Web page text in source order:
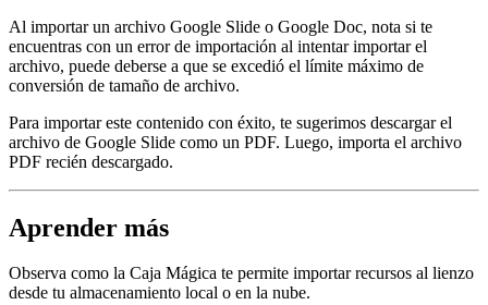
Al importar un archivo Google Slide o Google Doc, nota si te
encuentras con un error de importación al intentar importar el
archivo, puede deberse a que se excedió el límite máximo de
conversión de tamaño de archivo.
Para importar este contenido con éxito, te sugerimos descargar el
archivo de Google Slide como un PDF. Luego, importa el archivo
PDF recién descargado.
Aprender más
Observa como la Caja Mágica te permite importar recursos al lienzo
desde tu almacenamiento local o en la nube.